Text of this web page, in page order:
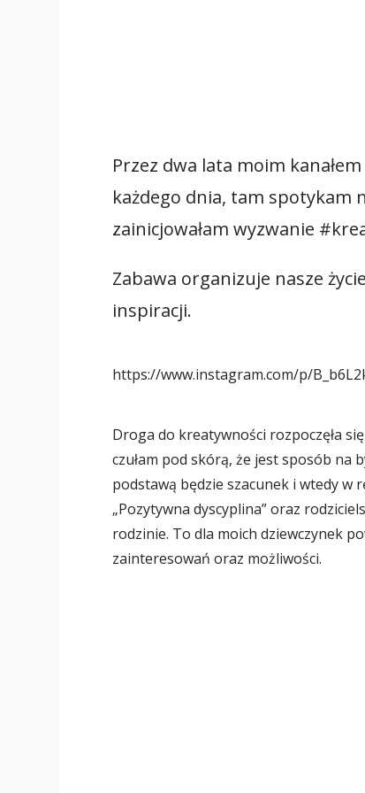
Przez dwa lata moim
każdego dnia, tam spotykam
zainicjowałam wyzwanie
Zabawa organizuje nasze
inspiracji.
https://www.instagram.com/p/
Droga do kreatywności rozpoczęła
czułam pod skórą, że jest sposób na
podstawą będzie szacunek i wtedy w
„Pozytywna dyscyplina” oraz
rodzinie. To dla moich dziewczynek
zainteresowań oraz możliwości.